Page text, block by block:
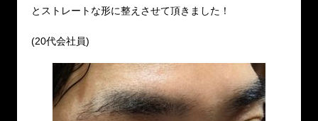
とストレートな形に整えさせて頂きました！
(20代会社員)